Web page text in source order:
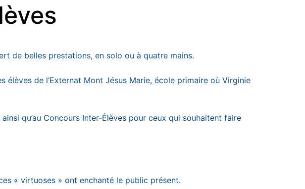
de belles prestations, en solo ou à quatre mains.
de l’Externat Mont Jésus Marie, école primaire où Virginie
qu’au Concours Inter-Élèves pour ceux qui souhaitent faire
« virtuoses » ont enchanté le public présent.